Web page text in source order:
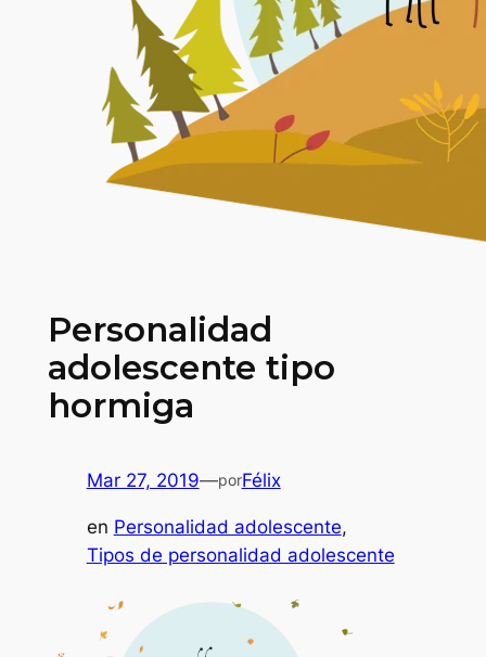
Personalidad
adolescente tipo
hormiga
Mar 27, 2019—porFélix
en Personalidad adolescente
Tipos de personalidad adolescente